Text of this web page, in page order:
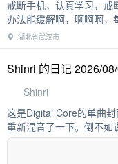
戒断手机，认真学习，
办法能缓解啊，啊啊啊，
湖北省武汉市
Shinri 的日记 2026/
Shinri
这是Digital Core的单曲
重新混音了一下。倒不如